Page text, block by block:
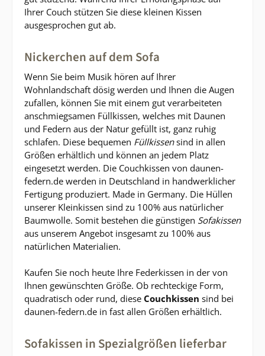
Ihrer Couch stützen Sie diese kleinen Kissen
ausgesprochen gut ab.
Nickerchen auf dem Sofa
Wenn Sie beim Musik hören auf Ihrer
Wohnlandschaft dösig werden und Ihnen die Augen
zufallen, können Sie mit einem gut verarbeiteten
anschmiegsamen Füllkissen, welches mit Daunen
und Federn aus der Natur gefüllt ist, ganz ruhig
schlafen. Diese bequemen Füllkissensind in allen
Größen erhältlich und können an jedem Platz
eingesetzt werden. Die Couchkissen von daunen-
federn.de werden in Deutschland in handwerklicher
Fertigung produziert. Made in Germany. Die Hüllen
unserer Kleinkissen sind zu 100% aus natürlicher
Baumwolle. Somit bestehen die günstigen Sofakissen
aus unserem Angebot insgesamt zu 100% aus
natürlichen Materialien.
Kaufen Sie noch heute Ihre Federkissen in der von
Ihnen gewünschten Größe. Ob rechteckige Form,
quadratisch oder rund, diese Couchkissen sind bei
daunen-federn.de in fast allen Größen erhältlich.
Sofakissen in Spezialgrößen lieferbar